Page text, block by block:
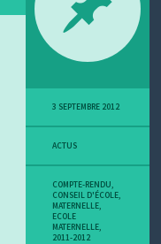
3 SEPTEMBRE 2012
ACTUS
COMPTE-RENDU,
CONSEIL D'ÉCOLE,
MATERNELLE,
ECOLE
MATERNELLE,
2011-2012